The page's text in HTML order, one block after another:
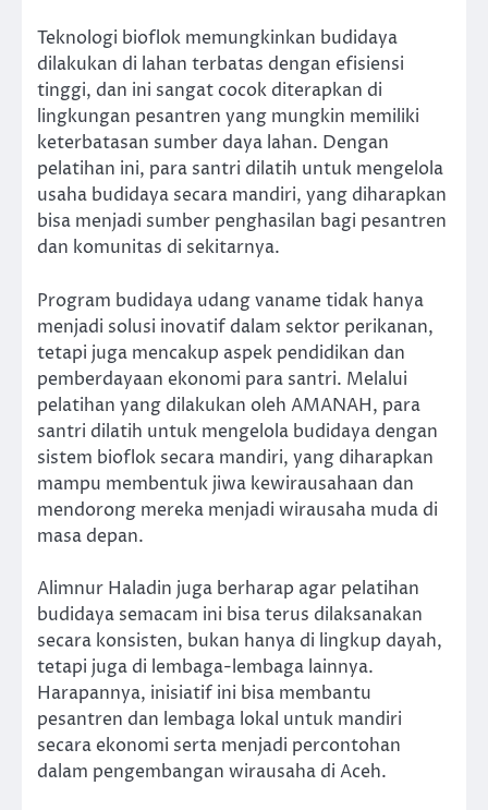
Teknologi bioflok memungkinkan budidaya
dilakukan di lahan terbatas dengan efisiensi
tinggi, dan ini sangat cocok diterapkan di
lingkungan pesantren yang mungkin memiliki
keterbatasan sumber daya lahan. Dengan
pelatihan ini, para santri dilatih untuk mengelola
usaha budidaya secara mandiri, yang diharapkan
bisa menjadi sumber penghasilan bagi pesantren
dan komunitas di sekitarnya.
Program budidaya udang vaname tidak hanya
menjadi solusi inovatif dalam sektor perikanan,
tetapi juga mencakup aspek pendidikan dan
pemberdayaan ekonomi para santri. Melalui
pelatihan yang dilakukan oleh AMANAH, para
santri dilatih untuk mengelola budidaya dengan
sistem bioflok secara mandiri, yang diharapkan
mampu membentuk jiwa kewirausahaan dan
mendorong mereka menjadi wirausaha muda di
masa depan.
Alimnur Haladin juga berharap agar pelatihan
budidaya semacam ini bisa terus dilaksanakan
secara konsisten, bukan hanya di lingkup dayah,
tetapi juga di lembaga-lembaga lainnya.
Harapannya, inisiatif ini bisa membantu
pesantren dan lembaga lokal untuk mandiri
secara ekonomi serta menjadi percontohan
dalam pengembangan wirausaha di Aceh.